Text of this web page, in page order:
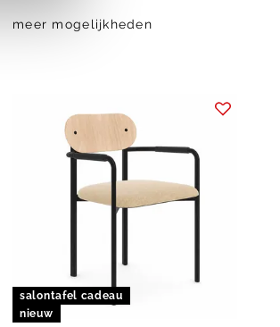
meer mogelijkheden
salontafel cadeau
nieuw